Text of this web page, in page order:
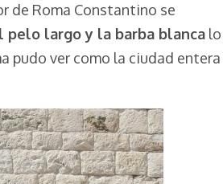
de Roma Constantino se
pelo largo y la barba blanca lo
pudo ver como la ciudad entera